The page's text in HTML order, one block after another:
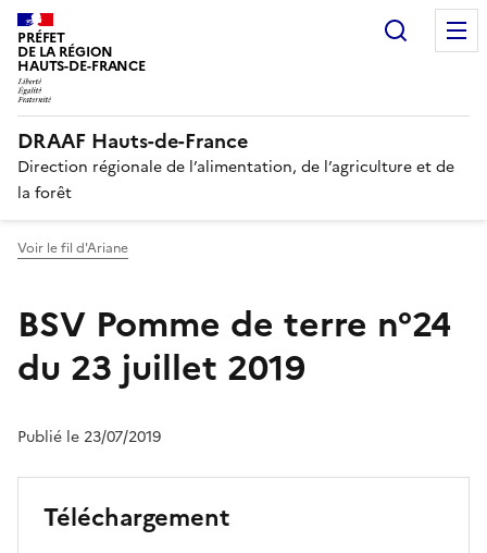
PRÉFET
DE LA RÉGION
HAUTS-DE-FRANCE
DRAAF Hauts-de-France
Direction régionale de l’alimentation, de l’agriculture et de
la forêt
Voir le fil d'Ariane
BSV Pomme de terre n°24
du 23 juillet 2019
Publié le 23/07/2019
Téléchargement